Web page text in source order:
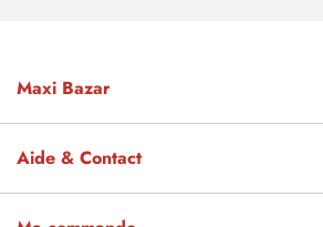
Maxi Bazar
Aide & Contact